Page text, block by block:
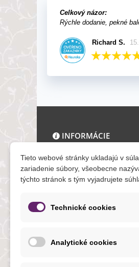
Celkový názor:
Rýchle dodanie, pekné
Richard S.
INFORMÁCIE
O nás a kontakt
Obchodné podmienky
Ochrana osobných
Formuláre
NOVINKY
Tieto webové stránky ukladajú v
zariadenie súbory, všeobecne
týchto stránok s tým vyjadrujete
Technické cookies
Analytické cookies